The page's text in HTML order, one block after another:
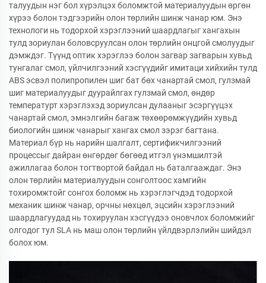
талуудын нэг бол хүрэлцэх боломжтой материалуудын өргөн
хүрээ болон тэдгээрийн олон төрлийн шинж чанар юм. Энэ
технологи нь тодорхой хэрэглээний шаардлагыг хангахын
тулд зориулан боловсруулсан олон төрлийн онцгой смолуудыг
дэмждэг. Түүнд оптик хэрэглээ болон загвар загварын хувьд
тунгалаг смол, үйлчилгээний хэсгүүдийг имитаци хийхийн тулд
ABS эсвэл полипропилен шиг бат бөх чанартай смол, гулзмай
шиг материалуудыг дуурайлгах гулзмай смол, өндөр
температурт хэрэглэхэд зориулсан дулааныг эсэргүүцэх
чанартай смол, эмнэлгийн багаж төхөөрөмжүүдийн хувьд
биологийн шинж чанарыг хангах смол зэрэг багтана.
Материал бүр нь нарийн шалгалт, сертификчилгээний
процессыг дайран өнгөрдөг бөгөөд итгэл үнэмшилтэй
ажиллагаа болон тогтвортой байдал нь баталгааждаг. Энэ
олон төрлийн материалуудын сонголтоос хамгийн
тохиромжтойг сонгох боломж нь хэрэглэгчдэд тодорхой
механик шинж чанар, орчны нөхцөл, эцсийн хэрэглээний
шаардлагуудад нь тохируулан хэсгүүдээ оновчлох боломжийг
олгодог тул SLA нь маш олон төрлийн үйлдвэрлэлийн шийдэл
болох юм.